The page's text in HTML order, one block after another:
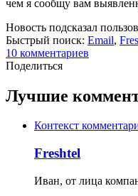
чем я сообщу вам
Новость подсказал
Быстрый поиск: Email,
10 комментариев
Поделиться
Лучшие
Контекст
Freshtel
Иван, от лица